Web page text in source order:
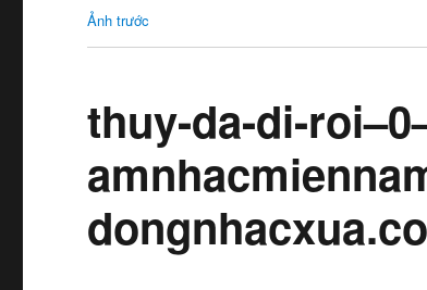
Ảnh trước
thuy-da-di-